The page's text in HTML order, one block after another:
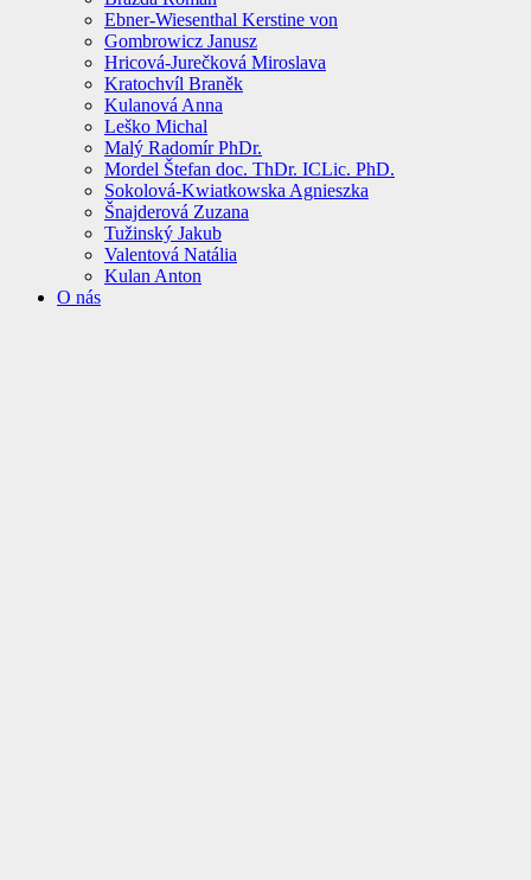
Ebner-Wiesenthal Kerstine von
Gombrowicz Janusz
Hricová-Jurečková Miroslava
Kratochvíl Braněk
Kulanová Anna
Leško Michal
Malý Radomír PhDr.
Mordel Štefan doc. ThDr. ICLic. PhD.
Sokolová-Kwiatkowska Agnieszka
Šnajderová Zuzana
Tužinský Jakub
Valentová Natália
Kulan Anton
O nás